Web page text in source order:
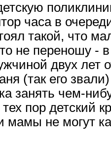
часа в
такой, что
не переношу
двух лет
(так его
занять чем-
пор детский
не могут